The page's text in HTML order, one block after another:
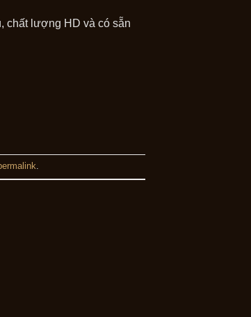
chất lượng HD và có sẵn